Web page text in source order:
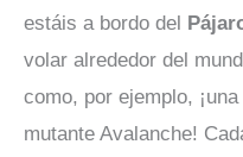
estáis a bordo del
volar alrededor del
como, por ejemplo,
mutante Avalanche!